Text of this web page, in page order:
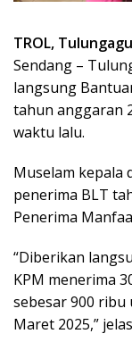
TROL,
Sendang –
langsung
tahun anggaran
waktu lalu.
Muselam kepala
penerima BLT
Penerima
“Diberikan
KPM menerima
sebesar 900 ribu
Maret 2025,”